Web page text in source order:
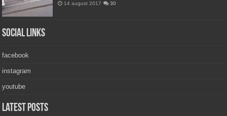
14 august 2017 30
Social Links
facebook
instagram
youtube
Latest Posts